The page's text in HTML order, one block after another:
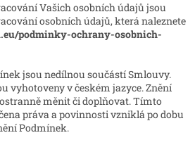
Vašich osobních údajů jsou
osobních údajů, která naleznete
podminky-ochrany-osobnich-
jsou nedílnou součástí Smlouvy.
vyhotoveny v českém jazyce. Znění
měnit či doplňovat. Tímto
práva a povinnosti vzniklá po dobu
Podmínek.